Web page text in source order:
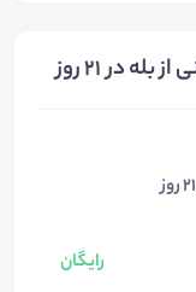
رایگان